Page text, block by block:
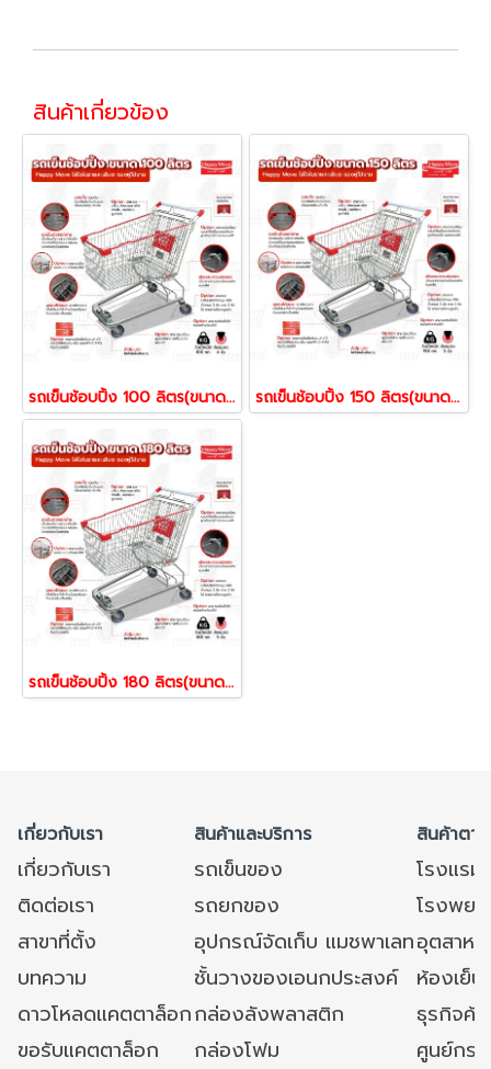
สินค้าเกี่ยวข้อง
รถเข็นช้อบปิ้ง 100 ลิตร(ขนาดใกล้เคียงกับ Max value) รถเข็นตะกร้า รถเข็นห้าง ยี่ห้อ Happy Move 51577 รถเข็นช้อบปิ้ง 150 ลิตร(ขนาดใกล้เคียงกับห้าง Top supermarket ) รถเข็นตะกร้า รถเข็นห้าง ยี่ห้อ Happy Move 51591
รถเข็นช้อบปิ้ง 180 ลิตร(ขนาดใกล้เคียงกับห้าง Big C ) รถเข็นตะกร้า รถเข็นห้าง ยี่ห้อ Happy Move 51607
เกี่ยวกับเรา สินค้าและบริการ สินค้าตา
เกี่ยวกับเรา รถเข็นของ
โรงแร
ติดต่อเรา
รถยกของ
โรงพย
สาขาที่ตั้ง
อุปกรณ์จัดเก็บ แมชพาเลทอุตสาหก
บทความ
ชั้นวางของเอนกประสงค์
ห้องเย็
ดาวโหลดแคตตาล็อกกล่องลังพลาสติก
ธุรกิจค้
ขอรับแคตตาล็อก
กล่องโฟม
ศูนย์กร